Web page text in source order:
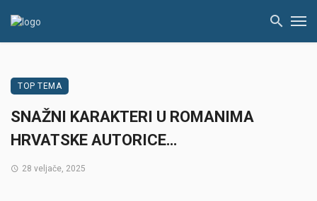
TOP TEMA
SNAŽNI KARAKTERI U ROMANIMA
HRVATSKE AUTORICE…
28 veljače, 2025